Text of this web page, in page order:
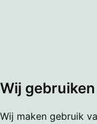
Wij
Wij maken gebruik